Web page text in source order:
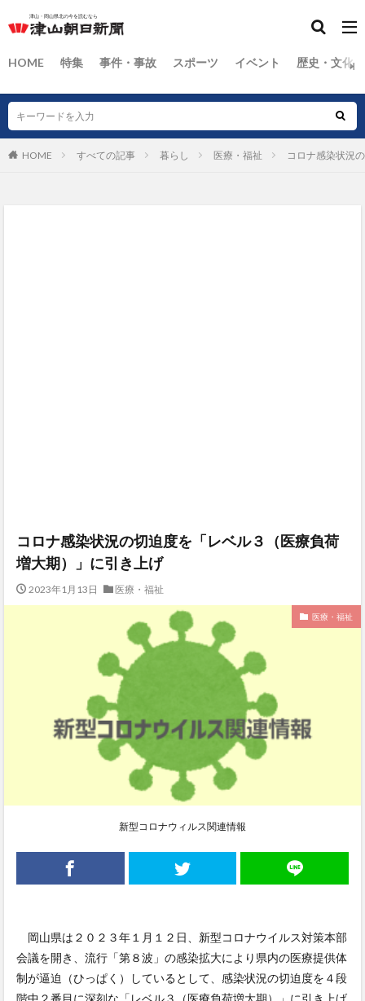
HOME 特集 事件・事故 スポーツ イベント 歴史・文化
HOME すべての記事 暮らし 医療・福祉 コロナ感染状況
コロナ感染状況の切迫度を「レベル３（医療負荷
増大期）」に引き上げ
2023年1月13日 医療・福祉
医療・福祉
新型コロナウィルス関連情報
岡山県は２０２３年１月１２日、新型コロナウイルス対策本部
会議を開き、流行「第８波」の感染拡大により県内の医療提供体
制が逼迫（ひっぱく）しているとして、感染状況の切迫度を４段